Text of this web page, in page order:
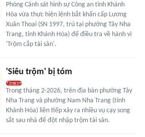
Phòng Cảnh sát hình sự Công an tỉnh Khánh
Hòa vừa thực hiện lệnh bắt khẩn cấp Lương
Xuân Thoại (SN 1997, trú tại phường Tây Nha
Trang, tỉnh Khánh Hòa) để điều tra về hành vi
'Trộm cắp tài sản'.
'Siêu trộm' bị tóm
Trong tháng 2-2026, trên địa bàn phường Tây
Nha Trang và phường Nam Nha Trang (tỉnh
Khánh Hòa) liên tiếp xảy ra nhiều vụ cạy song
sắt sau nhà để đột nhập trộm tài sản.